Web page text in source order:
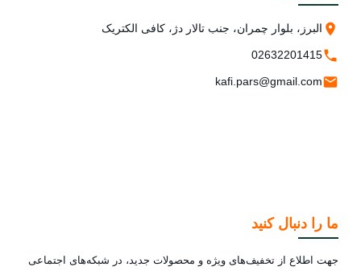
البرز، بلوار چمران، جنب تالار دژ، کافی الکتریک
02632201415
kafi.pars@gmail.com
ما را دنبال کنید
جهت اطلاع از تخفیف‌های ویژه و محصولات جدید، در شبکه‌های اجتماعی